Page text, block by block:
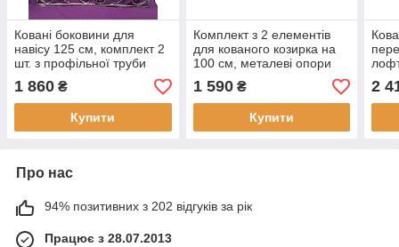
Ковані боковини для
навісу 125 см, комплект 2
шт. з профільної труби
62х122 см, Хатинка
1 860 ₴
Купити
Комплект з 2 елементів
для кованого козирка на
100 см, металеві опори
62х99 см, Хатинка
1 590₴
Купити
2
Про нас
94% позитивних з 202 відгуків за рік
Працює з 28.07.2013